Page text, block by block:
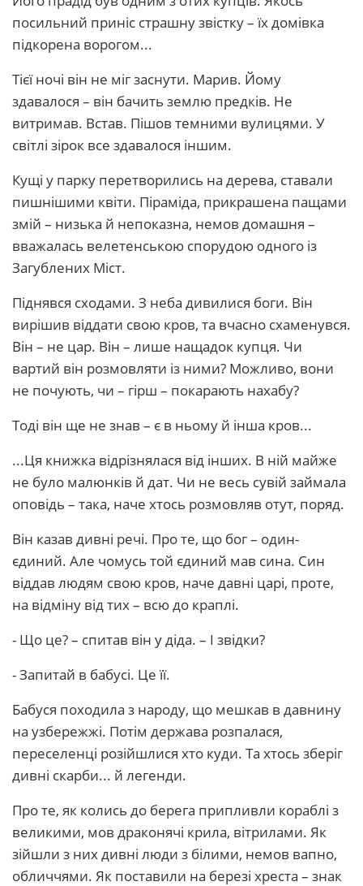
посильний приніс страшну звістку – їх домівка
підкорена ворогом...
Тієї ночі він не міг заснути. Марив. Йому
здавалося – він бачить землю предків. Не
витримав. Встав. Пішов темними вулицями. У
світлі зірок все здавалося іншим.
Кущі у парку перетворились на дерева, ставали
пишнішими квіти. Піраміда, прикрашена пащами
змій – низька й непоказна, немов домашня –
вважалась велетенською спорудою одного із
Загублених Міст.
Піднявся сходами. З неба дивилися боги. Він
вирішив віддати свою кров, та вчасно схаменувся.
Він – не цар. Він – лише нащадок купця. Чи
вартий він розмовляти із ними? Можливо, вони
не почують, чи – гірш – покарають нахабу?
Тоді він ще не знав – є в ньому й інша кров...
...Ця книжка відрізнялася від інших. В ній майже
не було малюнків й дат. Чи не весь сувій займала
оповідь – така, наче хтось розмовляв отут, поряд.
Він казав дивні речі. Про те, що бог – один-
єдиний. Але чомусь той єдиний мав сина. Син
віддав людям свою кров, наче давні царі, проте,
на відміну від тих – всю до краплі.
- Що це? – спитав він у діда. – І звідки?
- Запитай в бабусі. Це її.
Бабуся походила з народу, що мешкав в давнину
на узбережжі. Потім держава розпалася,
переселенці розійшлися хто куди. Та хтось зберіг
дивні скарби... й легенди.
Про те, як колись до берега припливли кораблі з
великими, мов драконячі крила, вітрилами. Як
зійшли з них дивні люди з білими, немов вапно,
обличчями. Як поставили на березі хреста – знак